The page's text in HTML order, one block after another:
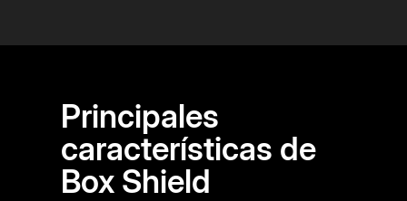
Principales
características de
Box Shield